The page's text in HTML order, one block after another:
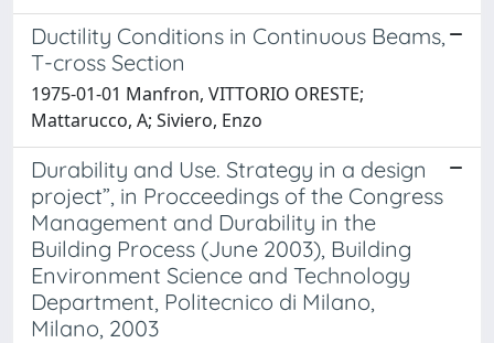
Ductility Conditions in Continuous Beams,
T-cross Section
1975-01-01 Manfron, VITTORIO ORESTE;
Mattarucco, A; Siviero, Enzo
Durability and Use. Strategy in a design
project”, in Procceedings of the Congress
Management and Durability in the
Building Process (June 2003), Building
Environment Science and Technology
Department, Politecnico di Milano,
Milano, 2003